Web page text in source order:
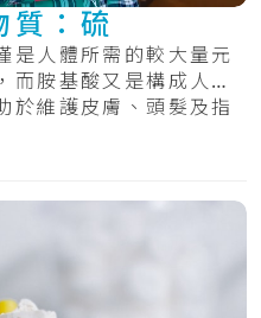
質：硫
是人體所需的較大量元
而胺基酸又是構成人體
於維護皮膚、頭髮及指